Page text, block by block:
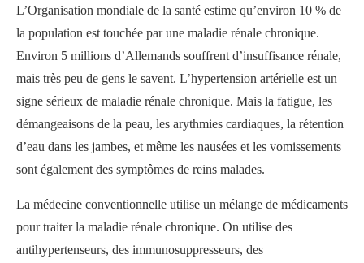
L’Organisation mondiale de la santé estime qu’environ 10 % de
la population est touchée par une maladie rénale chronique.
Environ 5 millions d’Allemands souffrent d’insuffisance rénale,
mais très peu de gens le savent. L’hypertension artérielle est un
signe sérieux de maladie rénale chronique. Mais la fatigue, les
démangeaisons de la peau, les arythmies cardiaques, la rétention
d’eau dans les jambes, et même les nausées et les vomissements
sont également des symptômes de reins malades.
La médecine conventionnelle utilise un mélange de médicaments
pour traiter la maladie rénale chronique. On utilise des
antihypertenseurs, des immunosuppresseurs, des